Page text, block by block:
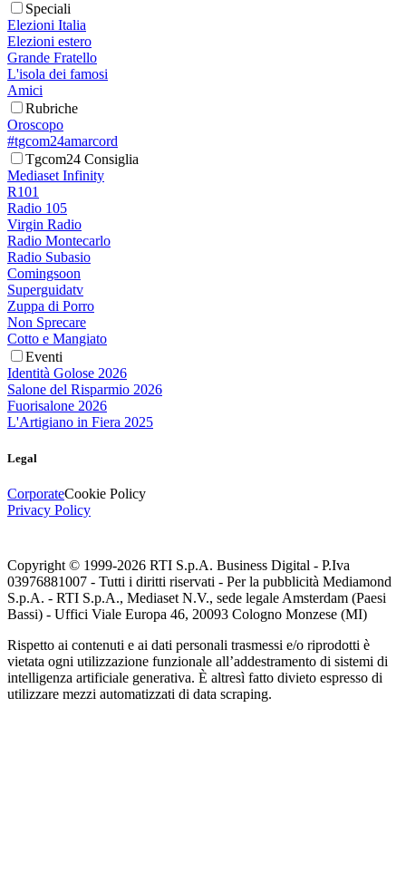
Speciali
Elezioni Italia
Elezioni estero
Grande Fratello
L'isola dei famosi
Amici
Rubriche
Oroscopo
#tgcom24amarcord
Tgcom24 Consiglia
Mediaset Infinity
R101
Radio 105
Virgin Radio
Radio Montecarlo
Radio Subasio
Comingsoon
Superguidatv
Zuppa di Porro
Non Sprecare
Cotto e Mangiato
Eventi
Identità Golose 2026
Salone del Risparmio 2026
Fuorisalone 2026
L'Artigiano in Fiera 2025
Legal
CorporateCookie Policy
Privacy Policy
Copyright © 1999-2026 RTI S.p.A. Business Digital - P.Iva
03976881007 - Tutti i diritti riservati - Per la pubblicità Mediamond
S.p.A. - RTI S.p.A., Mediaset N.V., sede legale Amsterdam (Paesi
Bassi) - Uffici Viale Europa 46, 20093 Cologno Monzese (MI)
Rispetto ai contenuti e ai dati personali trasmessi e/o riprodotti è
vietata ogni utilizzazione funzionale all’addestramento di sistemi di
intelligenza artificiale generativa. È altresì fatto divieto espresso di
utilizzare mezzi automatizzati di data scraping.